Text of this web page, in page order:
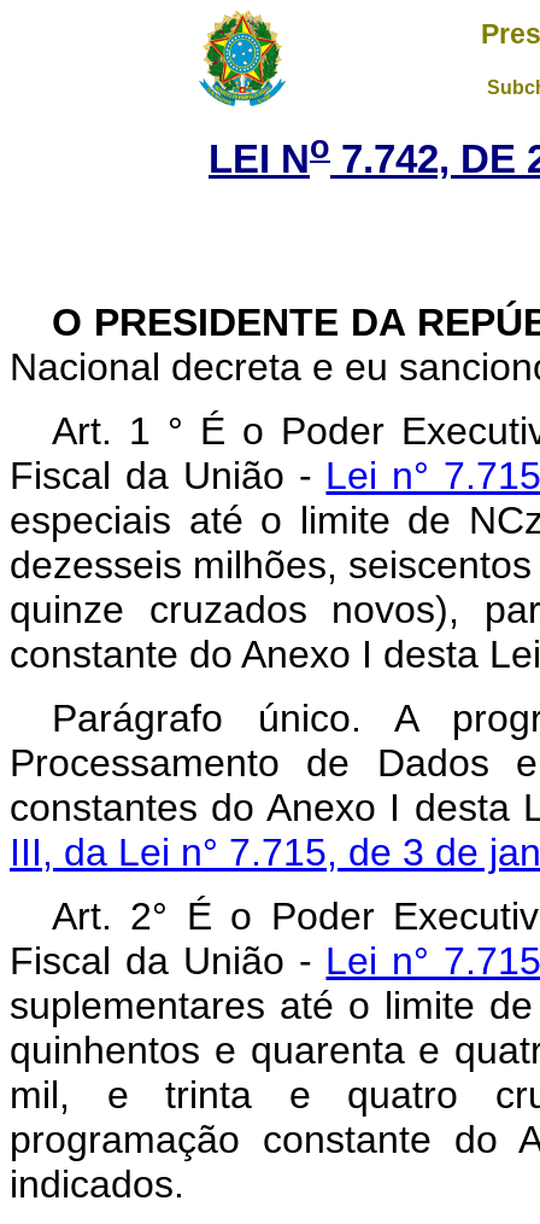
LEI No 7.742, DE
O PRESIDENTE DA
Nacional decreta e eu
Art. 1 ° É o Poder
Fiscal da União - Lei n°
especiais até o limite de
dezesseis milhões,
quinze cruzados novos),
constante do Anexo I desta
Parágrafo único. A
Processamento de Dados
constantes do Anexo I desta
III, da Lei n° 7.715, de 3 de
Art. 2° É o Poder
Fiscal da União - Lei n°
suplementares até o limite
quinhentos e quarenta e
mil, e trinta e quatro
programação constante
indicados.